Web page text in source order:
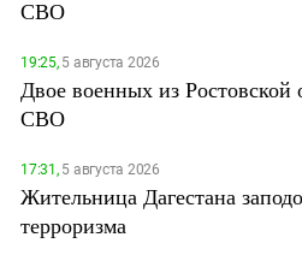
СВО
19:25,5 августа 2026
Двое военных из Ростовской
СВО
17:31,5 августа 2026
Жительница Дагестана
терроризма